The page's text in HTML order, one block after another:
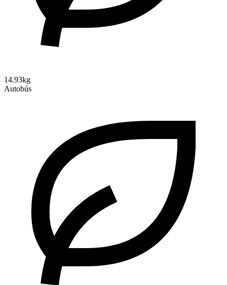
14.93kg
Autobús